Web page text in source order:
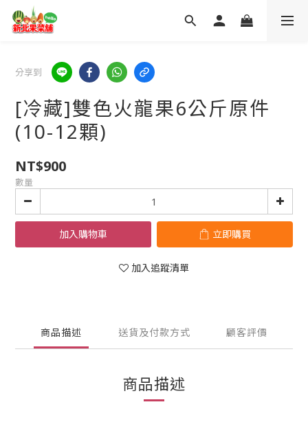
分享到
[冷藏]雙色火龍果6公斤原件
(10-12顆)
NT$900
數量
加入購物車 立即購買
加入追蹤清單
商品描述 送貨及付款方式 顧客評價
商品描述